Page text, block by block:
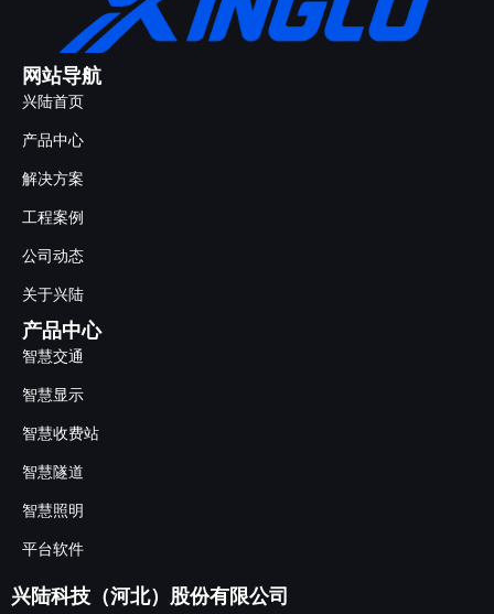
网站导航
兴陆首页
产品中心
解决方案
工程案例
公司动态
关于兴陆
产品中心
智慧交通
智慧显示
智慧收费站
智慧隧道
智慧照明
平台软件
兴陆科技（河北）股份有限公司